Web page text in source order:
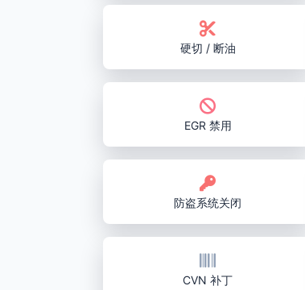
硬切 / 断油
EGR 禁用
防盗系统关闭
CVN 补丁